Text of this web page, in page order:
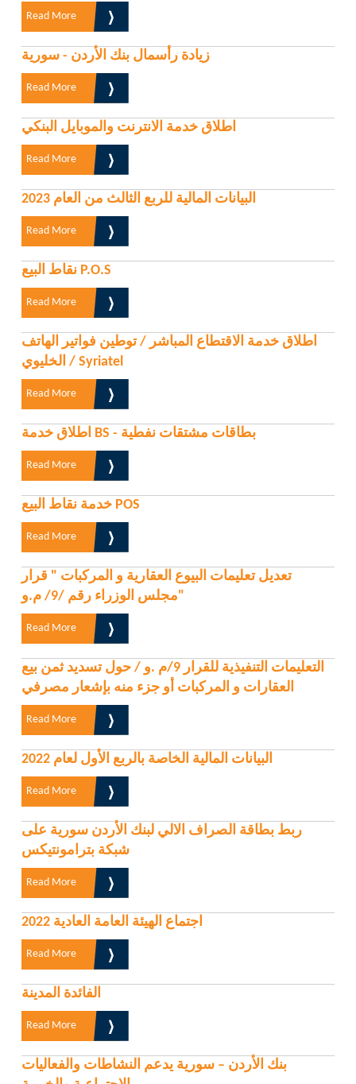
Read More
زيادة رأسمال بنك الأردن - سورية
Read More
اطلاق خدمة الانترنت والموبايل البنكي
Read More
البيانات المالية للربع الثالث من العام 2023
Read More
نقاط البيع P.O.S
Read More
اطلاق خدمة الاقتطاع المباشر / توطين فواتير الهاتف
الخليوي / Syriatel
Read More
اطلاق خدمة BS - بطاقات مشتقات نفطية
Read More
خدمة نقاط البيع POS
Read More
تعديل تعليمات البيوع العقارية و المركبات " قرار
مجلس الوزراء رقم /9/ م.و"
Read More
التعليمات التنفيذية للقرار 9/م .و / حول تسديد ثمن بيع
العقارات و المركبات أو جزء منه بإشعار مصرفي
Read More
البيانات المالية الخاصة بالربع الأول لعام 2022
Read More
ربط بطاقة الصراف الالي لبنك الأردن سورية على
شبكة بترامونتيكس
Read More
اجتماع الهيئة العامة العادية 2022
Read More
الفائدة المدينة
Read More
بنك الأردن – سورية يدعم النشاطات والفعاليات